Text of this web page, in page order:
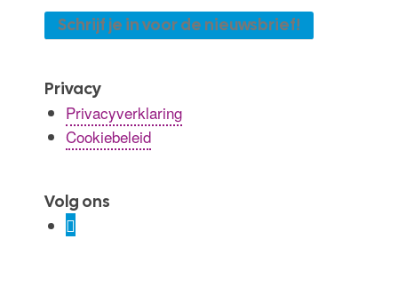
Schrijf je in voor de nieuwsbrief!
Privacy
Privacyverklaring
Cookiebeleid
Volg ons